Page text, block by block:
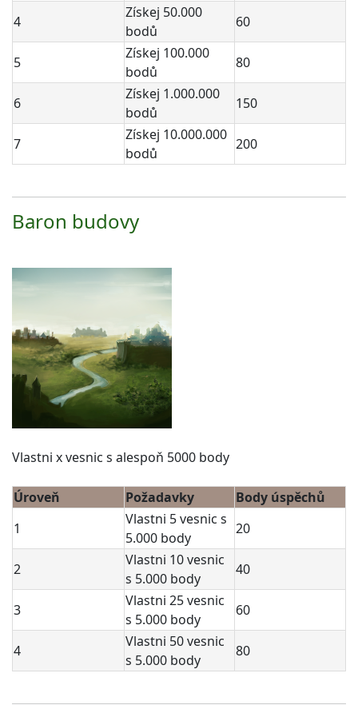
4
Získej 50.000
bodů
60
5
Získej 100.000
bodů
80
6
Získej 1.000.000
bodů
150
7
Získej 10.000.000
bodů
200
Baron budovy
Vlastni x vesnic s alespoň 5000 body
Úroveň Požadavky
Body úspěchů
1
Vlastni 5 vesnic s
5.000 body
20
2
Vlastni 10 vesnic
s 5.000 body
40
3
Vlastni 25 vesnic
s 5.000 body
60
4
Vlastni 50 vesnic
s 5.000 body
80